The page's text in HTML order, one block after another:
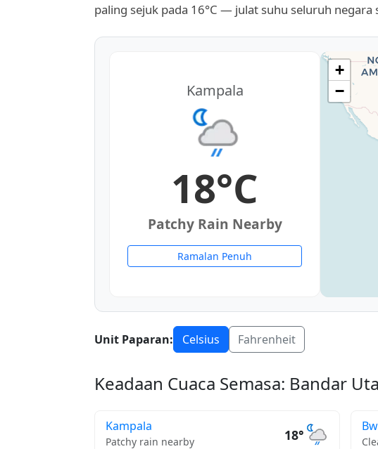
paling sejuk pada 16°C — julat suhu seluruh negara
Kampala
18°C
Patchy Rain Nearby
Ramalan Penuh
+
−
Unit Paparan: Celsius Fahrenheit
Keadaan Cuaca Semasa: Bandar
Kampala
Patchy rain nearby 18°